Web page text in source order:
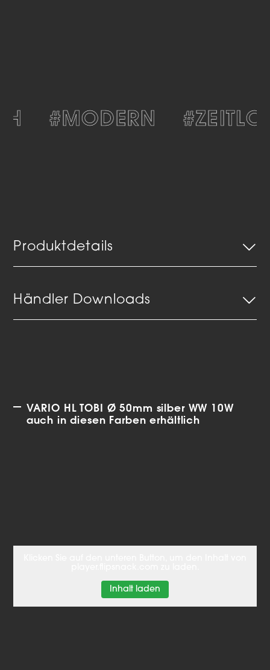
#MODERN #ZEITLOS
Produktdetails
Händler Downloads
VARIO HL TOBI Ø 50mm silber WW 10W
auch in diesen Farben erhältlich
Inhalt laden